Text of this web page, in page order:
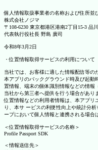
個人情報取扱事業者の名称および住所並
株式会社ノジマ
〒108-6230 東京都港区港南2丁目15-3 品
代表執行役社長 野島 廣司
令和8年3月2日
・位置情報取得サービスの利用について
当社では、お客様に適した情報配信等の
本アプリのバックグラウンド時及び起動
置情報、端末の個体識別情報などの情報
当社から第三者へ提供を行う場合があり
位置情報などの利用者情報は、本アプリ
り、本サ ービスの利便性向上や統計分
ープにおいて個人情報と連携される場合
＜位置情報取得サービスの名称＞
Profile Passport SDK
＜情報送信先＞